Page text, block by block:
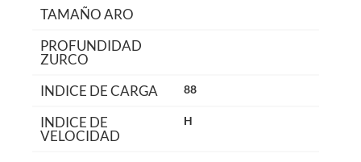
TAMAÑO ARO
PROFUNDIDAD
ZURCO
INDICE DE CARGA
88
INDICE DE
VELOCIDAD
H